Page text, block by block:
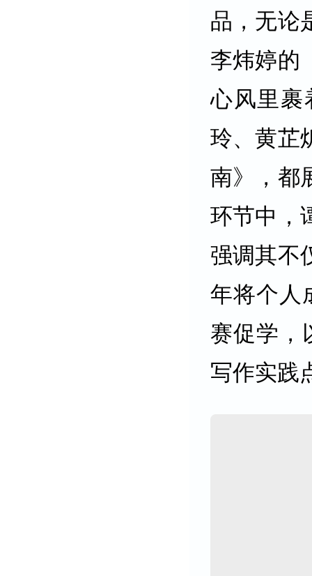
品，无论
李炜婷的
心风里裹
玲、黄芷
南》，都
环节中，
强调其不
年将个人
赛促学，
写作实践